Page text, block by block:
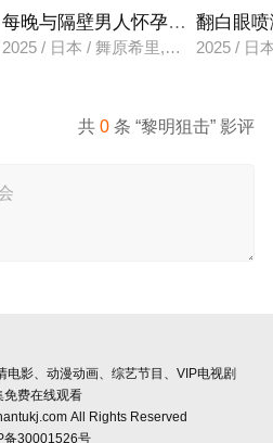
口
每晚与隔壁男人怀孕性爱
2025 / 日本 / 舞原希里,佐川金二
翻白眼
2025 / 日
共0 条 “黎明狙击” 影评
电影、动漫动画、综艺节目、VIP电视剧
免费在线观看
All Rights Reserved
备30001526号